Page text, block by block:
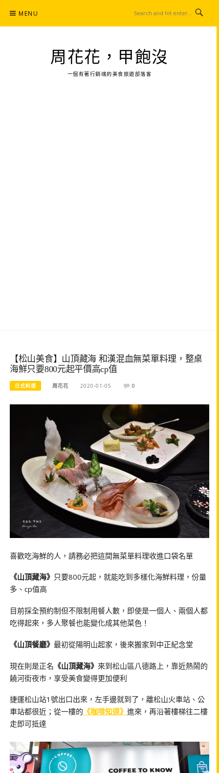
content
MENU
周花花，甲飽沒
一個有著行銷魂的美食旅遊部落客
【松山美食】山頂藏海 和漢混血無菜單料理，整桌
海鮮只要800元起平價高cp值
日式料理 周花花 2020-01-05 0
喜歡吃海鮮的人，請務必把這間無菜單料理收進口袋名單
《山頂藏海》 只要800元起，就能吃到多樣化海鮮料理，份量
多、cp值高
目前採全預約制但不限制用餐人數，即使是一個人、兩個人都
吃得起來，多人聚餐也能變化成其他菜色！
《山頂餐廳》 最初從陽明山起家，後來搬家到中正紀念堂
現在則是正名 《山頂藏海》 來到松山區八德路上，靠近熱鬧的
饒河街夜市，享受美食變得更加便利
捷運松山站1號出口出來，左手邊就到了，離松山火車站、公
車站都很近；從一樓的 《咖啡知道》 進來，再沿著樓梯往二樓
走即可抵達